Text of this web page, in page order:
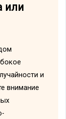
или
и
внимание